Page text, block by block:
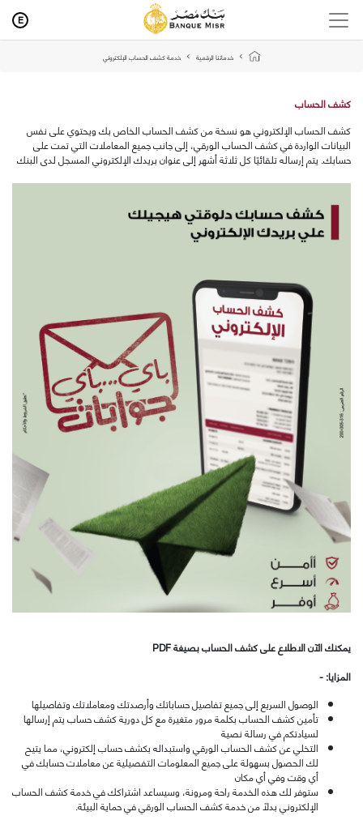
E
خدماتنا الرقمية خدمة كشف الحساب الإلكتروني
كشف الحساب
كشف الحساب الإلكتروني هو نسخة من كشف الحساب الخاص بك ويحتوي على نفس
البيانات الواردة في كشف الحساب الورقي، إلى جانب جميع المعاملات التي تمت على
حسابك. يتم إرساله تلقائيًا كل ثلاثة أشهر إلى عنوان بريدك الإلكتروني المسجل لدى البنك
يمكنك الآن الاطلاع على كشف الحساب بصيغةPDF
المزايا: -
الوصول السريع إلى جميع تفاصيل حساباتك وأرصدتك ومعاملاتك وتفاصيلها
تأمين كشف الحساب بكلمة مرور متغيرة مع كل دورية كشف حساب يتم إرسالها
لسيادتكم في رسالة نصية
التخلي عن كشف الحساب الورقي واستبداله بكشف حساب إلكتروني، مما يتيح
لك الحصول بسهولة على جميع المعلومات التفصيلية عن معاملات حسابك في
أي وقت وفي أي مكان
ستوفر لك هذه الخدمة راحة ومرونة، وسيساعد اشتراكك في خدمة كشف الحساب
الإلكتروني بدلاً من خدمة كشف الحساب الورقي في حماية البيئة.